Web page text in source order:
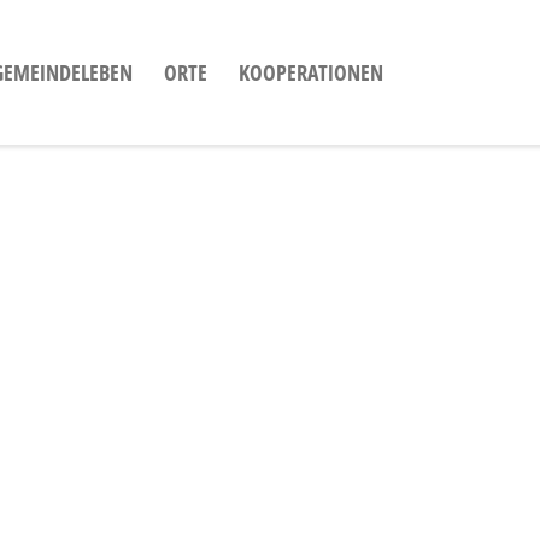
ORTE KOOPERATIONEN